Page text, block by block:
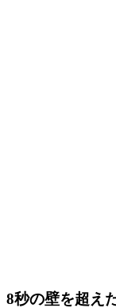
8秒の壁を超え